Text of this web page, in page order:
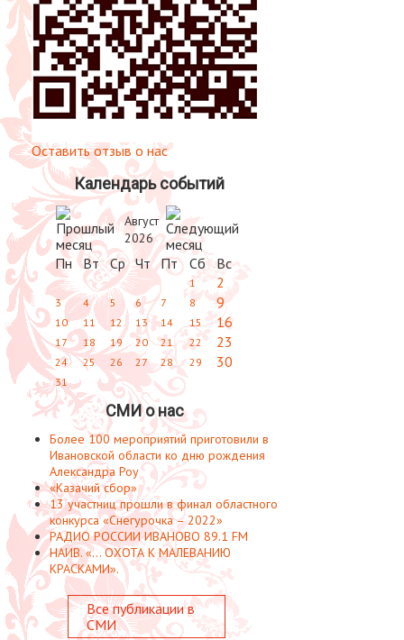
Оставить отзыв о нас
Календарь событий
Август
2026
Пн Вт Ср Чт Пт Сб Вс
1 2
3 4 5 6 7 8 9
10 11 12 13 14 15 16
17 18 19 20 21 22 23
24 25 26 27 28 29 30
31
СМИ о нас
Более 100 мероприятий приготовили в
Ивановской области ко дню рождения
Александра Роу
«Казачий сбор»
13 участниц прошли в финал областного
конкурса «Снегурочка – 2022»
РАДИО РОССИИ ИВАНОВО 89.1 FM
НАИВ. «... ОХОТА К МАЛЕВАНИЮ
КРАСКАМИ».
Все публикации в
СМИ